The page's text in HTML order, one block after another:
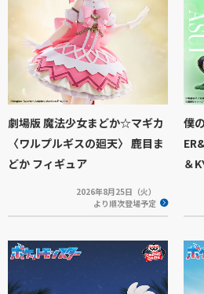
劇場版 魔法少女まどか☆マギカ
〈ワルプルギスの廻天〉 鹿目ま
どか フィギュア
2026年8月25日（火）
より順次登場予定
僕
＆